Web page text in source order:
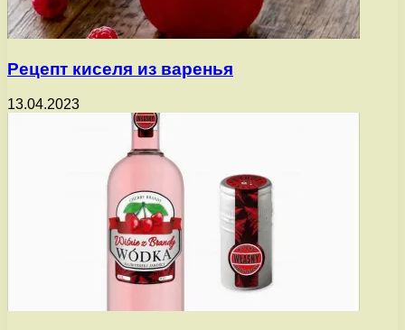
Рецепт киселя из варенья
13.04.2023